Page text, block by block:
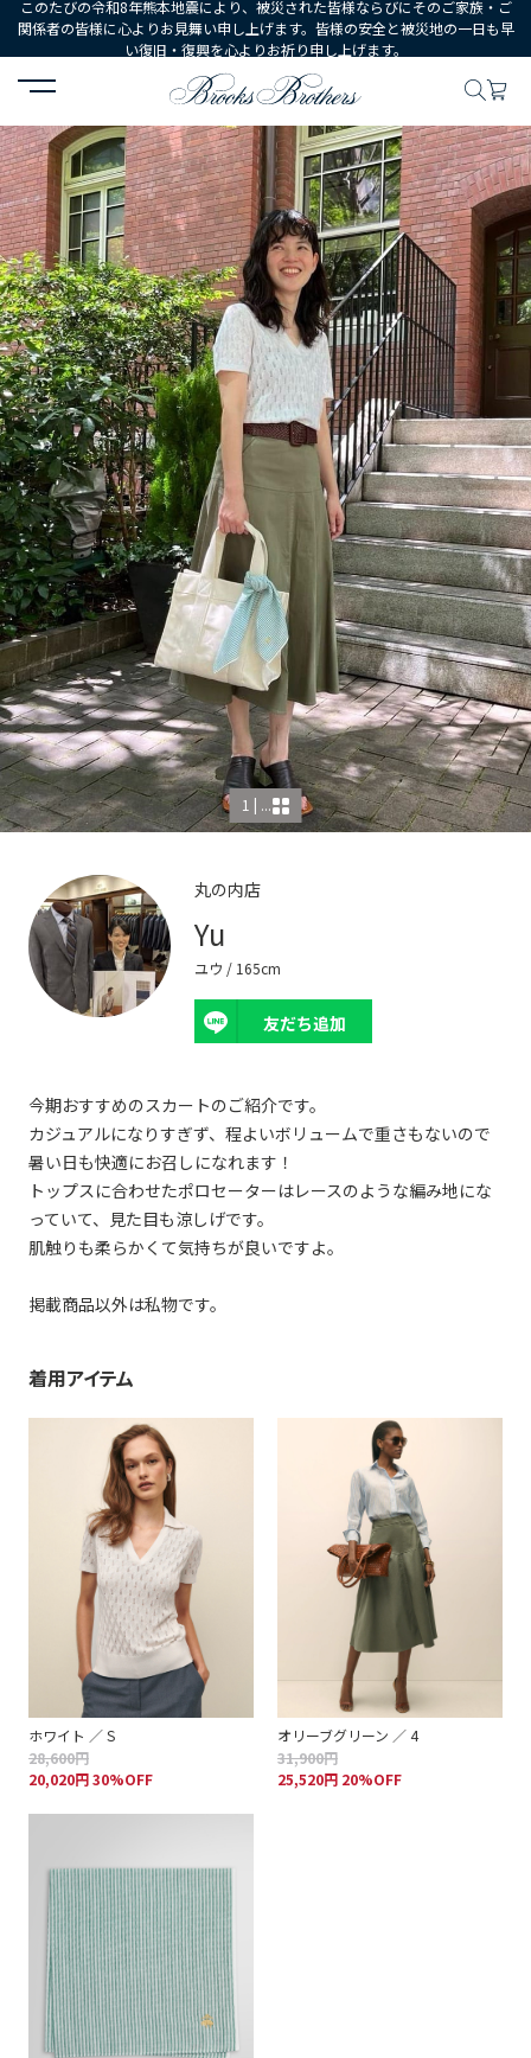
このたびの令和8年熊本地震により、被災された皆様ならびにそのご家族・ご
関係者の皆様に心よりお見舞い申し上げます。皆様の安全と被災地の一日も早
い復旧・復興を心よりお祈り申し上げます。
HOME コーディネート コーディネート詳細
1 | ...
丸の内店
Yu
ユウ / 165cm
友だち追加
今期おすすめのスカートのご紹介です。
カジュアルになりすぎず、程よいボリュームで重さもないので
暑い日も快適にお召しになれます！
トップスに合わせたポロセーターはレースのような編み地にな
っていて、見た目も涼しげです。
肌触りも柔らかくて気持ちが良いですよ。
掲載商品以外は私物です。
着用アイテム
ホワイト ／ S
28,600円
20,020円 30%OFF
オリーブグリーン ／ 4
31,900円
25,520円 20%OFF